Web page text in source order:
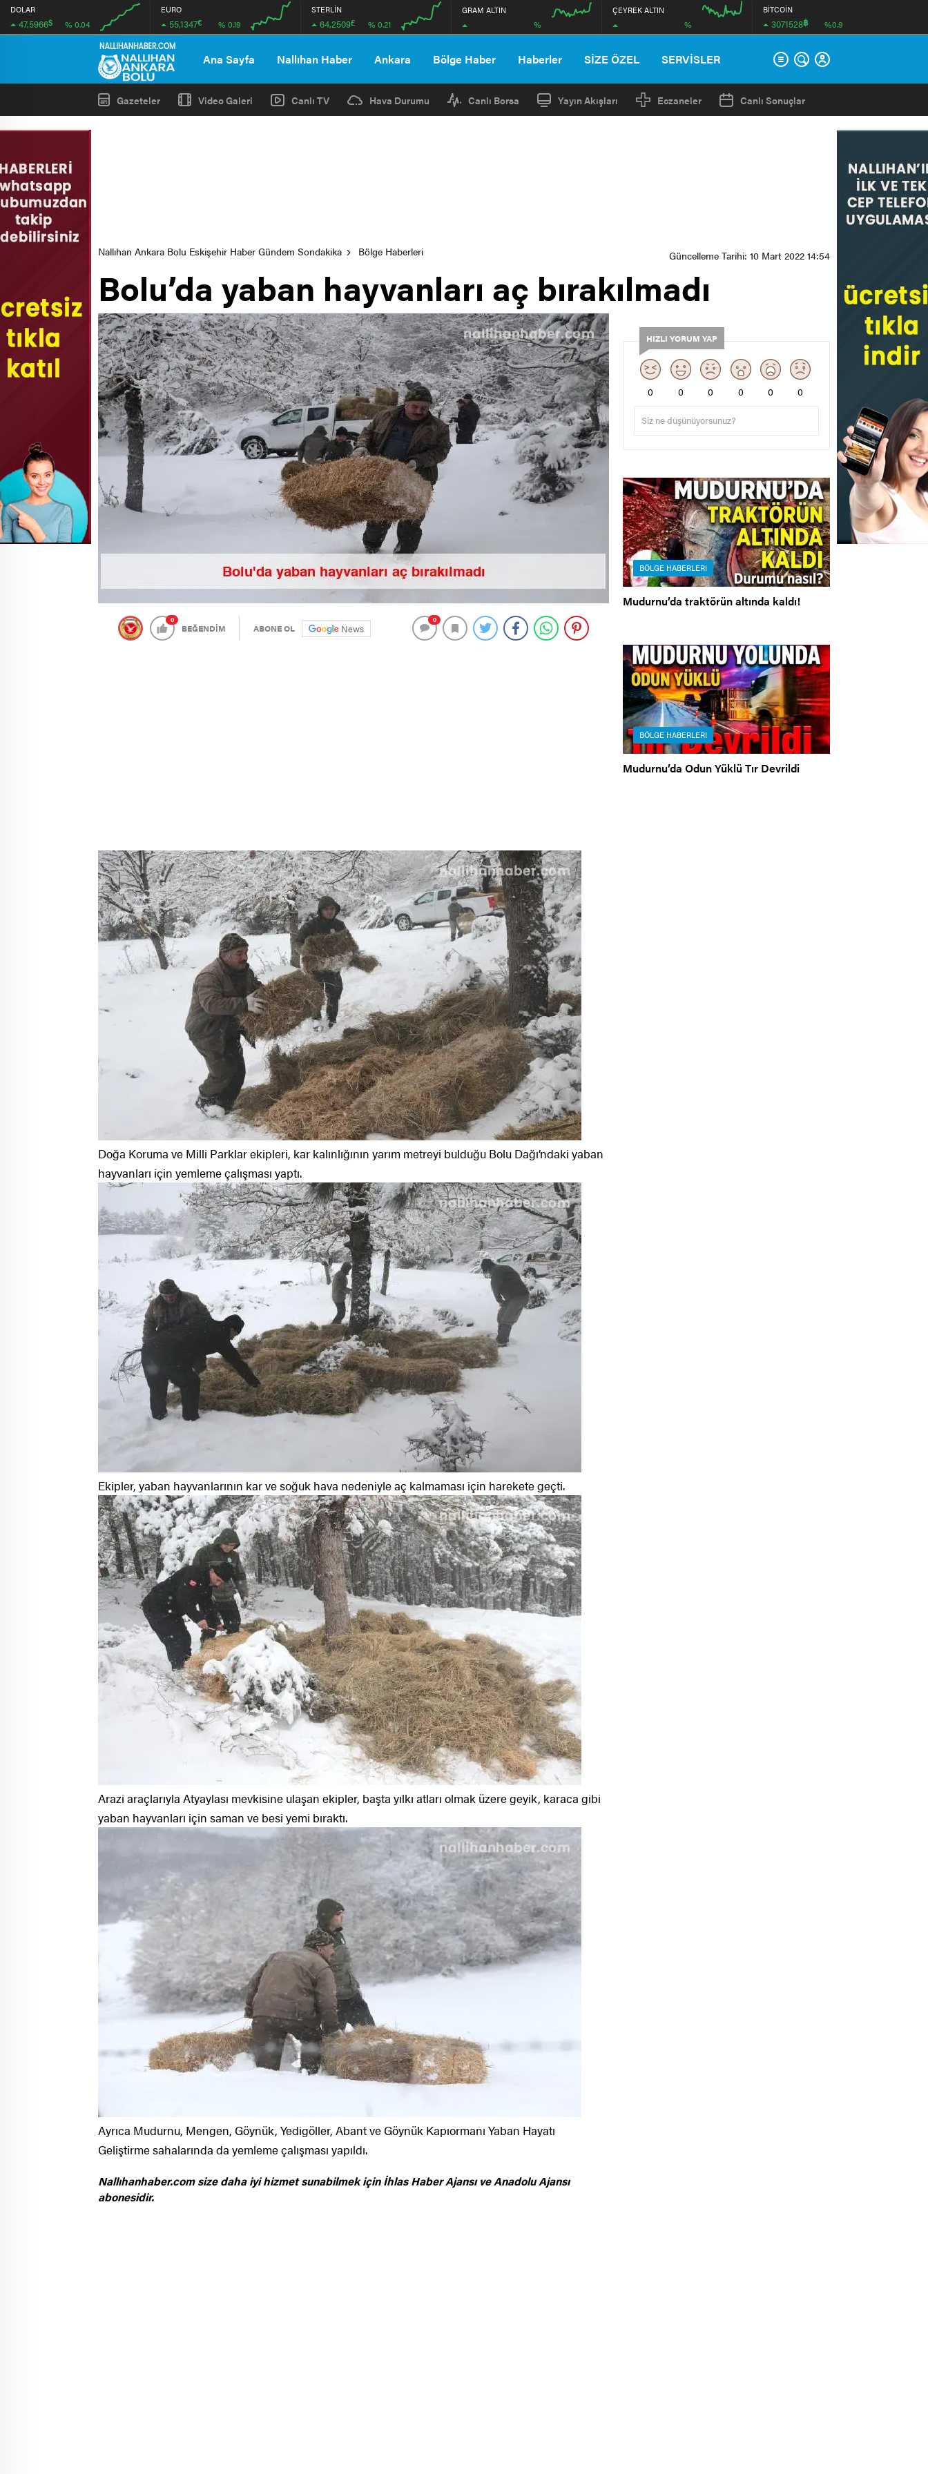
DOLAR
47,5966$ % 0.04
00:00 00:00
EURO
55,1347€ % 0.19
STERLİN
64,2509£ % 0.21
GRAM ALTIN
%
ÇEYREK ALTIN
%
BİTCOİN
3071528฿ %0.9
Ana Sayfa Nallıhan Haber Ankara Bölge Haber Haberler SİZE ÖZEL SERVİSLER
Gazeteler Video Galeri Canlı TV Hava Durumu Canlı Borsa Yayın Akışları Eczaneler Canlı Sonuçlar
Nallıhan Ankara Bolu Eskişehir Haber Gündem Sondakika Bölge Haberleri Güncelleme Tarihi: 10 Mart 2022 14:54
Bolu’da yaban hayvanları aç bırakılmadı
0
BEĞENDİM ABONE OL News
0
Doğa Koruma ve Milli Parklar ekipleri, kar kalınlığının yarım metreyi bulduğu Bolu Dağı’ndaki yaban
hayvanları için yemleme çalışması yaptı.
Ekipler, yaban hayvanlarının kar ve soğuk hava nedeniyle aç kalmaması için harekete geçti.
Arazi araçlarıyla Atyaylası mevkisine ulaşan ekipler, başta yılkı atları olmak üzere geyik, karaca gibi
yaban hayvanları için saman ve besi yemi bıraktı.
Ayrıca Mudurnu, Mengen, Göynük, Yedigöller, Abant ve Göynük Kapıormanı Yaban Hayatı
Geliştirme sahalarında da yemleme çalışması yapıldı.
Nallıhanhaber.com size daha iyi hizmet sunabilmek için İhlas Haber Ajansı ve Anadolu Ajansı
abonesidir.
HIZLI YORUM YAP
0 0 0 0 0 0
BÖLGE HABERLERI
Mudurnu’da traktörün altında kaldı!
BÖLGE HABERLERI
Mudurnu’da Odun Yüklü Tır Devrildi